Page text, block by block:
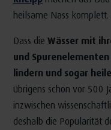
heilsame Nass komplett.
Dass die Wässer mit
und
lindern und sogar
übrigens schon vor 500
inzwischen
deshalb die Popularität